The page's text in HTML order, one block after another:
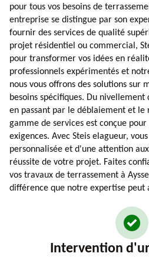
pour tous vos besoins de
entreprise se distingue par son
fournir des services de qualité
projet résidentiel ou commercial,
pour transformer vos idées en
professionnels expérimentés et
nous vous offrons des solutions sur
besoins spécifiques. Du
en passant par le déblaiement et
gamme de services est conçue
exigences. Avec Steis elagueur,
personnalisée et d'une attention
réussite de votre projet. Faites
vos travaux de terrassement à
différence que notre expertise
Intervention